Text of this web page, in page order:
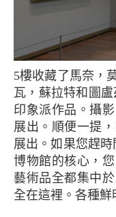
5樓收藏了馬奈，莫內，塞尚，高更，畢沙羅，雷諾
瓦，蘇拉特和圖
印象派作品。攝
展出。順便一提
展出。如果您趕
博物館的核心，
藝術品全都集中
全在這裡。各種鮮